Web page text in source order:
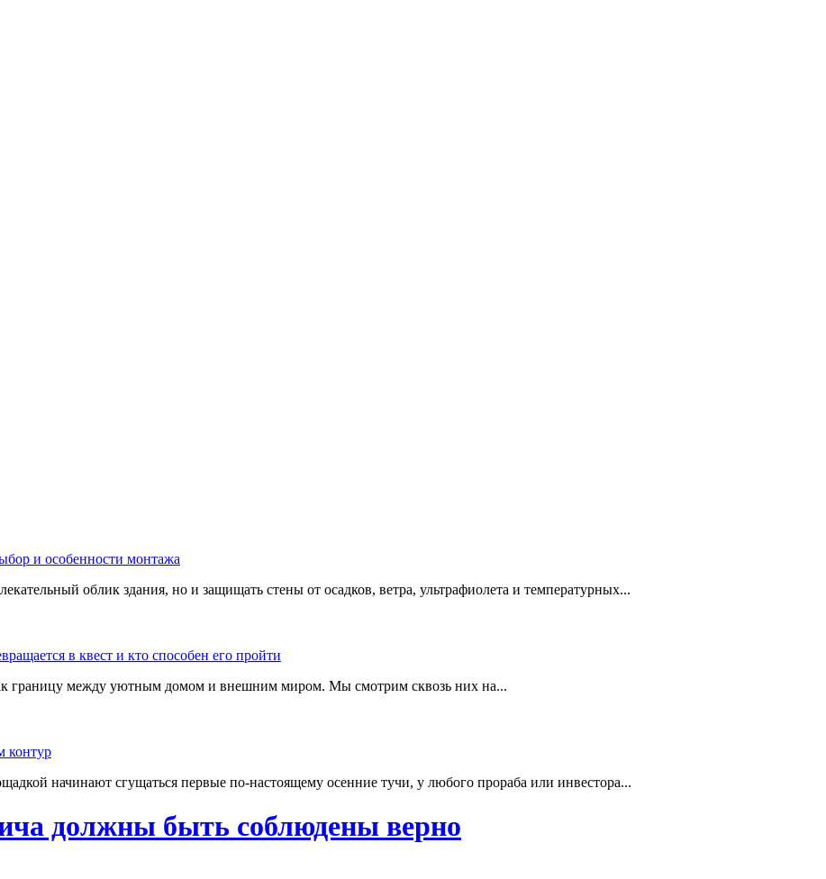
облик здания, но и защищать стены от осадков, ветра, ультрафиолета и температурных...
границу между уютным домом и внешним миром. Мы смотрим сквозь них на...
начинают сгущаться первые по-настоящему осенние тучи, у любого прораба или инвестора...
должны быть соблюдены верно